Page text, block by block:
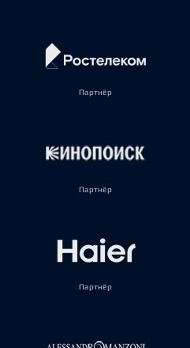
Партнёр
Партнёр
Партнёр